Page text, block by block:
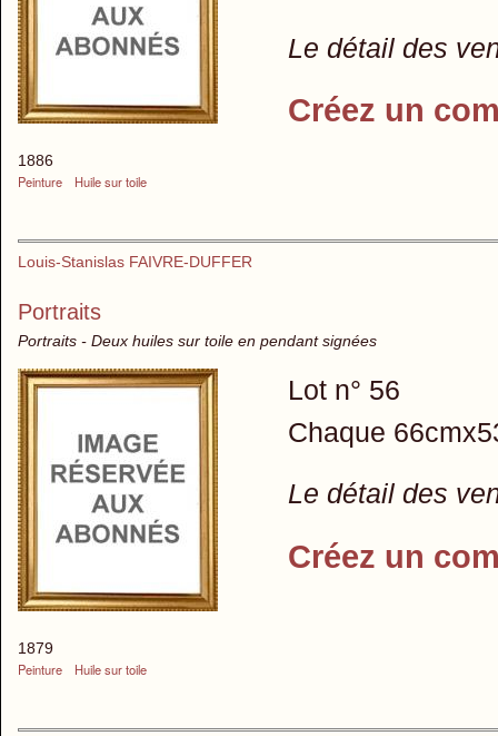
1886
Peinture
Huile sur toile
Le détail des
Créez un
Louis-Stanislas FAIVRE-DUFFER
Portraits
Portraits - Deux huiles sur toile en pendant signées
1879
Peinture
Huile sur toile
Lot n° 56
Chaque
Le détail des
Créez un